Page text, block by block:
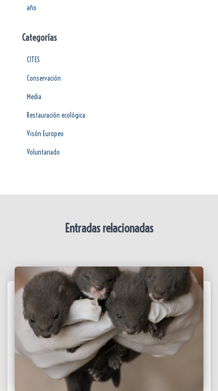
año
Categorías
CITES
Conservación
Media
Restauración ecológica
Visón Europeo
Voluntariado
Entradas relacionadas